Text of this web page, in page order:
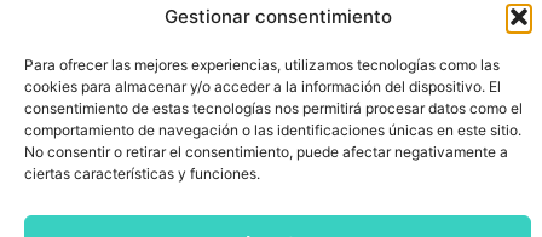
Gestionar consentimiento
Para ofrecer las mejores experiencias, utilizamos tecnologías como las
cookies para almacenar y/o acceder a la información del dispositivo. El
consentimiento de estas tecnologías nos permitirá procesar datos como el
comportamiento de navegación o las identificaciones únicas en este sitio.
No consentir o retirar el consentimiento, puede afectar negativamente a
ciertas características y funciones.